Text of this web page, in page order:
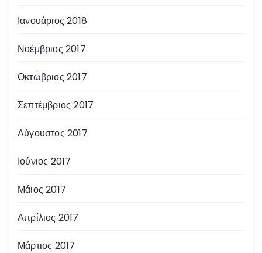
Ιανουάριος 2018
Νοέμβριος 2017
Οκτώβριος 2017
Σεπτέμβριος 2017
Αύγουστος 2017
Ιούνιος 2017
Μάιος 2017
Απρίλιος 2017
Μάρτιος 2017